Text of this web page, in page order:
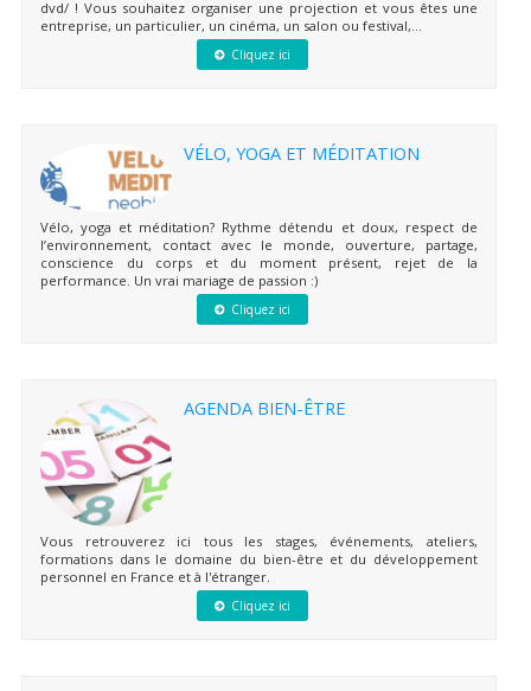
dvd/ ! Vous souhaitez organiser une projection et vous êtes une
entreprise, un particulier, un cinéma, un salon ou festival,...
Cliquez ici
VÉLO, YOGA ET MÉDITATION
Vélo, yoga et méditation? Rythme détendu et doux, respect de
l’environnement, contact avec le monde, ouverture, partage,
conscience du corps et du moment présent, rejet de la
performance. Un vrai mariage de passion :)
Cliquez ici
AGENDA BIEN-ÊTRE
Vous retrouverez ici tous les stages, événements, ateliers,
formations dans le domaine du bien-être et du développement
personnel en France et à l'étranger.
Cliquez ici